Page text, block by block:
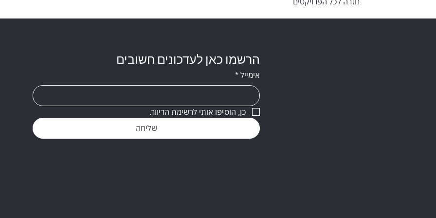
הרשמו כאן לעדכונים חשובים
אימייל *
כן, הוסיפו אותי לרשימת הדיוור.
שליחה